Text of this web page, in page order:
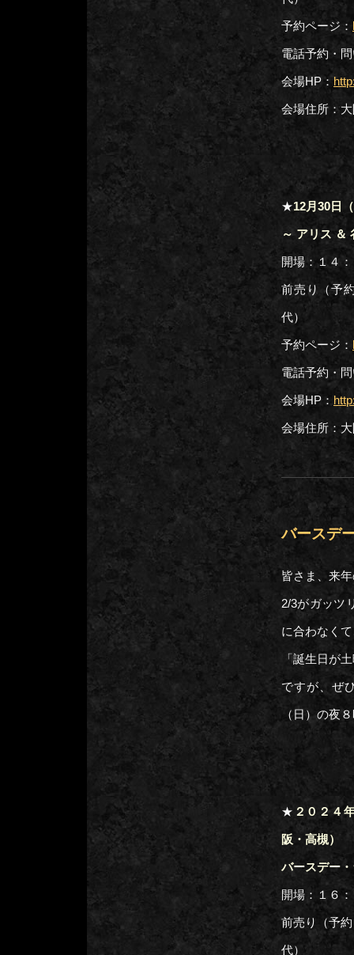
予約ページ：
電話予約・
会場HP：
会場住所：
★12月30日
～ アリス ＆
開場：１４
前売り（予
代）
予約ページ：
電話予約・
会場HP：
会場住所：
バースデ
皆さま、来
2/3がガッツ
に合わなく
「誕生日が
ですが、ぜ
（日）の夜
★ ２０２４
阪・高槻）
バースデー
開場：１６
前売り（予
代）